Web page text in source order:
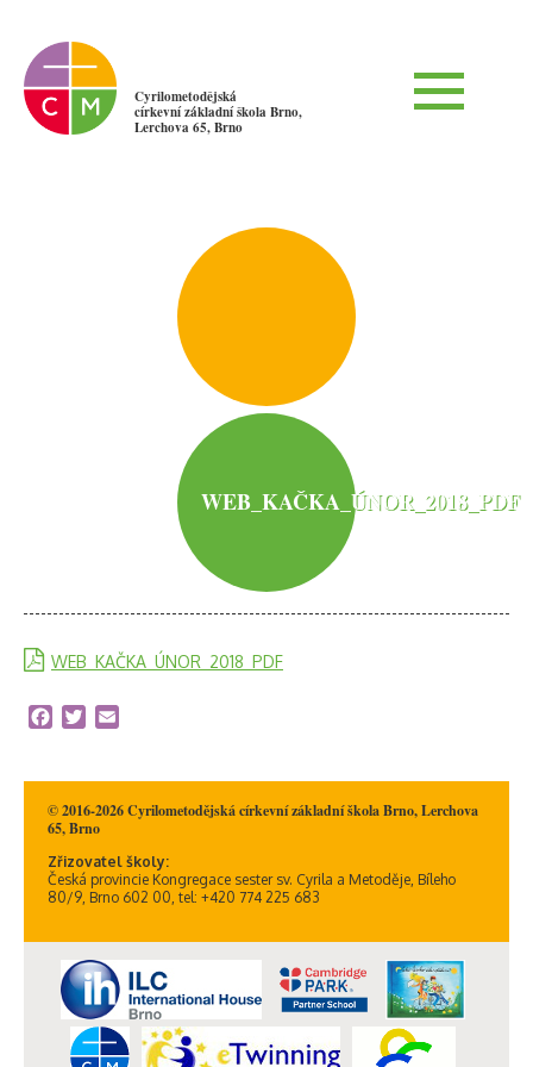
Cyrilometodějská
církevní základní škola Brno,
Lerchova 65, Brno
WEB_KAČKA_ÚNOR_2018_PDF
WEB_KAČKA_ÚNOR_2018_PDF
Facebook
Twitter
© 2016-2026 Cyrilometodějská církevní základní škola Brno, Lerchova
65, Brno
Zřizovatel školy:
Česká provincie Kongregace sester sv. Cyrila a Metoděje, Bíleho
80/9, Brno 602 00, tel: +420 774 225 683